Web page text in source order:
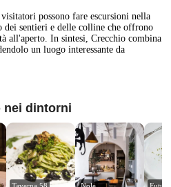
possono fare escursioni nella
dei sentieri e delle colline che offrono
all'aperto. In sintesi, Crecchio combina
un luogo interessante da
nei dintorni